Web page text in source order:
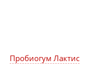
Пробиогум Лактис